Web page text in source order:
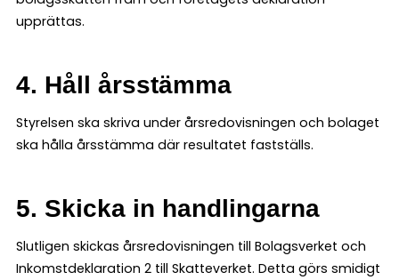
upprättas.
4. Håll årsstämma
Styrelsen ska skriva under årsredovisningen och bolaget
ska hålla årsstämma där resultatet fastställs.
5. Skicka in handlingarna
Slutligen skickas årsredovisningen till Bolagsverket och
Inkomstdeklaration 2 till Skatteverket. Detta görs smidigt